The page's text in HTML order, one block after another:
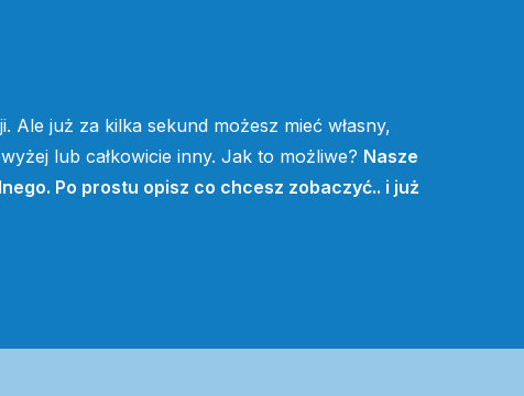
już za kilka sekund możesz mieć własny,
lub całkowicie inny. Jak to możliwe? Nasze
Po prostu opisz co chcesz zobaczyć.. i już